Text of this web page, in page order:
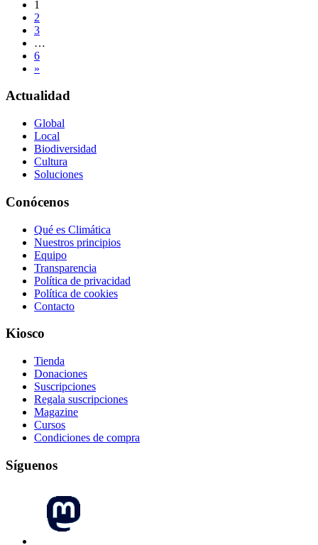
Navegación
entradas
1
2
3
…
6
»
Actualidad
Global
Local
Biodiversidad
Cultura
Soluciones
Conócenos
Qué es Climática
Nuestros principios
Equipo
Transparencia
Política de privacidad
Política de cookies
Contacto
Kiosco
Tienda
Donaciones
Suscripciones
Regala suscripciones
Magazine
Cursos
Condiciones de compra
Síguenos